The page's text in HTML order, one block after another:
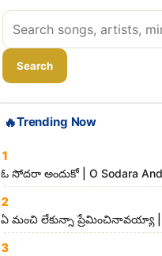
S
e
a
r
h
o
n
g
s
,
Search
🔥Trending Now
1
ఓ సోదరా అందుకో | O Sodara
2
ఏ మంచి లేకున్నా ప్రేమించినావయ్యా | E
3